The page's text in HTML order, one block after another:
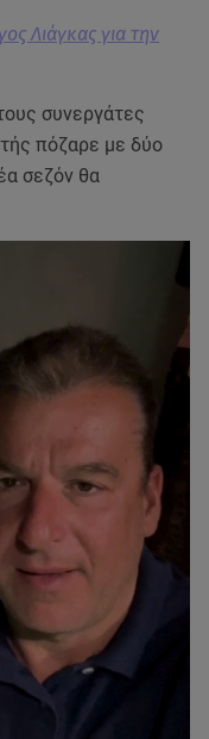
Λιάγκας για την
συνεργάτες
πόζαρε με δύο
σεζόν θα